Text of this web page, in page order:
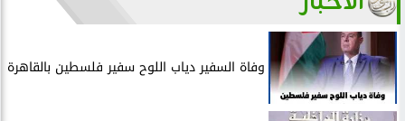
وفاة السفير دياب اللوح سفير فلسطين بالقاهرة